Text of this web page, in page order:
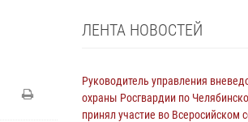
ЛЕНТА НОВОСТЕЙ
Руководитель управления
охраны Росгвардии по
принял участие во Всеросийском